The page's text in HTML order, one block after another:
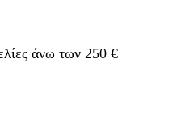
άνω των 250 €